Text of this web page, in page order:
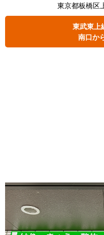
東京都板橋区
東武東上
南口か